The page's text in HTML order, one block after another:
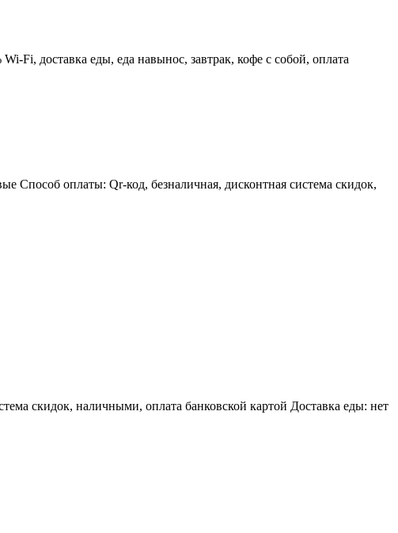
Fi, доставка еды, еда навынос, завтрак, кофе с собой, оплата
Способ оплаты: Qr-код, безналичная, дисконтная система скидок,
скидок, наличными, оплата банковской картой Доставка еды: нет